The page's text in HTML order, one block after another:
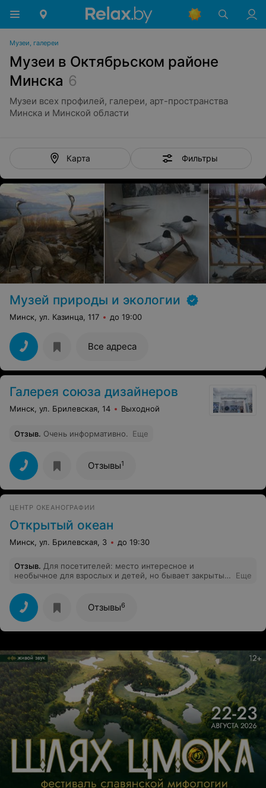
Музеи, галереи
Музеи в Октябрьском районе
Минска 6
Музеи всех профилей, галереи, арт-пространства
Минска и Минской области
Карта Фильтры
Музей природы и экологии
Минск, ул. Казинца, 117 до 19:00
Все адреса
Галерея союза дизайнеров
Минск, ул. Брилевская, 14 Выходной
Отзыв. Очень информативно. Еще
Отзывы1
ЦЕНТР ОКЕАНОГРАФИИ
Открытый океан
Минск, ул. Брилевская, 3 до 19:30
Отзыв. Для посетителей: место интересное и
необычное для взрослых и детей, но бывает закрытым
Еще
Отзывы6